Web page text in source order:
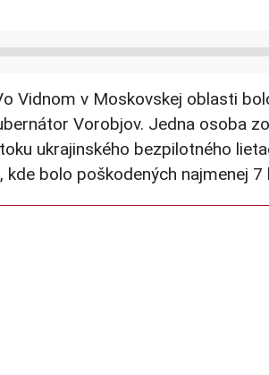
Vidnom v Moskovskej oblasti
Vorobjov. Jedna osoba
ukrajinského bezpilotného
bolo poškodených najmenej 7